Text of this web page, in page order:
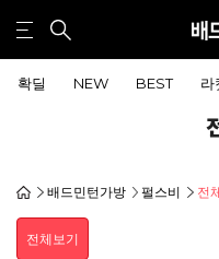
확딜 NEW BEST 라
배드민턴가방 펄스비 전
전체보기